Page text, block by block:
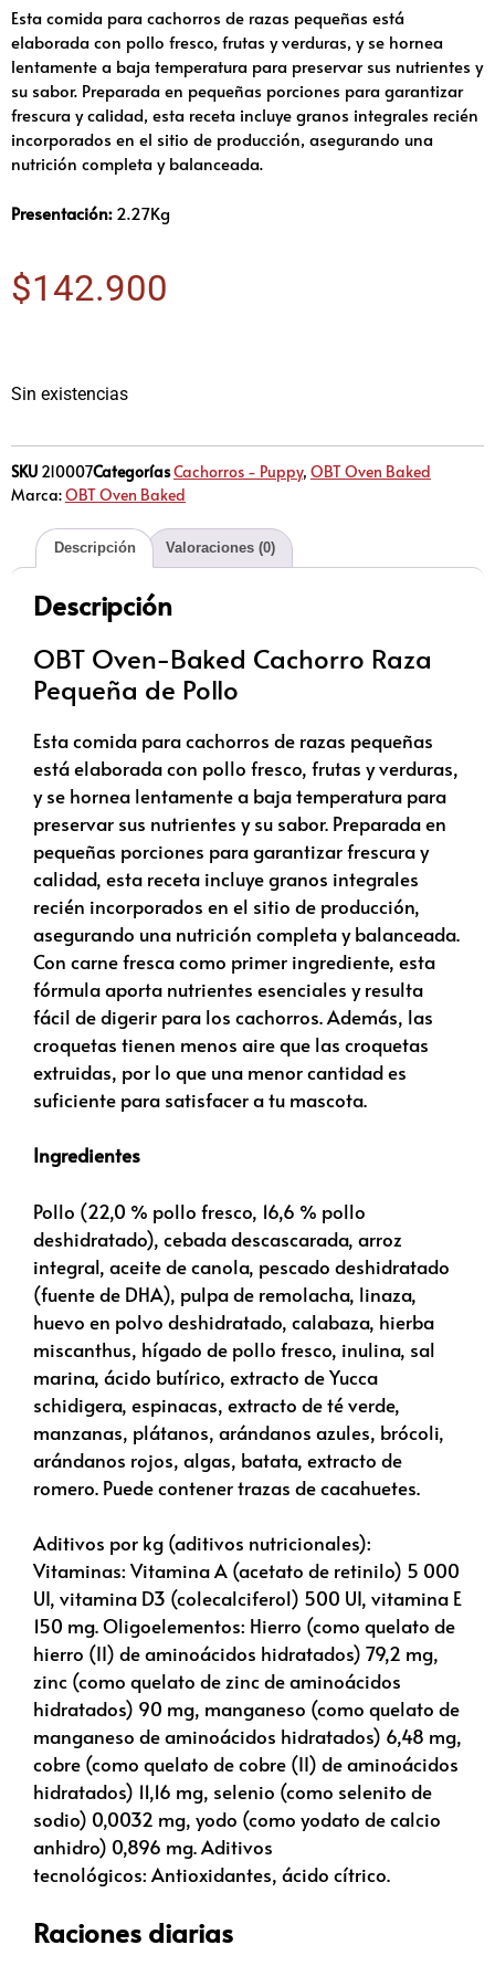
Esta comida para cachorros de razas pequeñas está
elaborada con pollo fresco, frutas y verduras, y se hornea
lentamente a baja temperatura para preservar sus nutrientes y
su sabor. Preparada en pequeñas porciones para garantizar
frescura y calidad, esta receta incluye granos integrales recién
incorporados en el sitio de producción, asegurando una
nutrición completa y balanceada.
Presentación:2.27Kg
$142.900
Sin existencias
SKU 210007CategoríasCachorros - Puppy, OBT Oven Baked
Marca:OBT Oven Baked
Descripción Valoraciones (0)
Descripción
OBT Oven-Baked Cachorro Raza
Pequeña de Pollo
Esta comida para cachorros de razas pequeñas
está elaborada con pollo fresco, frutas y verduras,
y se hornea lentamente a baja temperatura para
preservar sus nutrientes y su sabor. Preparada en
pequeñas porciones para garantizar frescura y
calidad, esta receta incluye granos integrales
recién incorporados en el sitio de producción,
asegurando una nutrición completa y balanceada.
Con carne fresca como primer ingrediente, esta
fórmula aporta nutrientes esenciales y resulta
fácil de digerir para los cachorros. Además, las
croquetas tienen menos aire que las croquetas
extruidas, por lo que una menor cantidad es
suficiente para satisfacer a tu mascota.
Ingredientes
Pollo (22,0 % pollo fresco, 16,6 % pollo
deshidratado), cebada descascarada, arroz
integral, aceite de canola, pescado deshidratado
(fuente de DHA), pulpa de remolacha, linaza,
huevo en polvo deshidratado, calabaza, hierba
miscanthus, hígado de pollo fresco, inulina, sal
marina, ácido butírico, extracto de Yucca
schidigera, espinacas, extracto de té verde,
manzanas, plátanos, arándanos azules, brócoli,
arándanos rojos, algas, batata, extracto de
romero. Puede contener trazas de cacahuetes.
Aditivos por kg (aditivos nutricionales):
Vitaminas: Vitamina A (acetato de retinilo) 5 000
UI, vitamina D3 (colecalciferol) 500 UI, vitamina E
150 mg. Oligoelementos: Hierro (como quelato de
hierro (II) de aminoácidos hidratados) 79,2 mg,
zinc (como quelato de zinc de aminoácidos
hidratados) 90 mg, manganeso (como quelato de
manganeso de aminoácidos hidratados) 6,48 mg,
cobre (como quelato de cobre (II) de aminoácidos
hidratados) 11,16 mg, selenio (como selenito de
sodio) 0,0032 mg, yodo (como yodato de calcio
anhidro) 0,896 mg. Aditivos
tecnológicos: Antioxidantes, ácido cítrico.
Raciones diarias